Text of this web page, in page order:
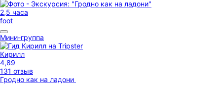
2,5 часа
foot
Мини-группа
Кирилл
4,89
131 отзыв
Гродно как на ладони